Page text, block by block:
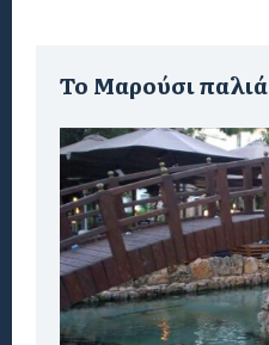
To Μαρούσι παλιά